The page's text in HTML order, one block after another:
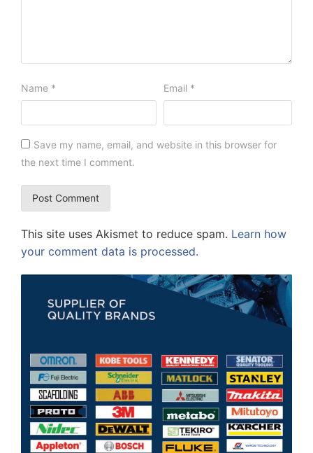
Name * Email *
Save my name, email, and website in this browser for
the next time I comment.
This site uses Akismet to reduce spam. Learn how
your comment data is processed.